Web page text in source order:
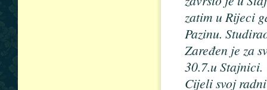
zatim u Rijeci
Pazinu.
Zaređen je za
30.7.u Stajnici.
Cijeli svoj